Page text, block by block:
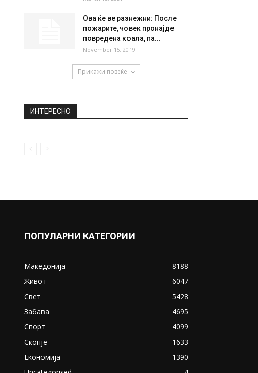
Ова ќе ве разнежни: После
пожарите, човек пронајде
повредена коала, па...
November 15, 2019
Прикажи повеќе
ИНТЕРЕСНО
ПОПУЛАРНИ КАТЕГОРИИ
Македонија
8188
Живот
6047
Свет
5428
Забава
4695
Спорт
4099
Скопје
1633
Економија
1390